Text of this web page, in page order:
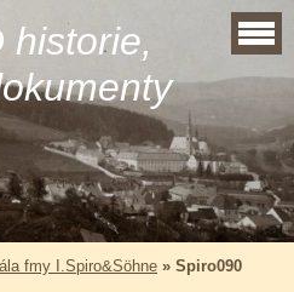
historie,
fmy I.Spiro&Söhne » Spiro090